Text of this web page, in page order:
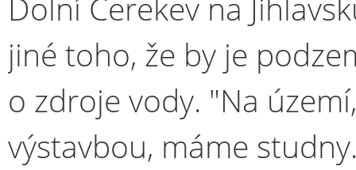
jiné toho, že by je
o zdroje vody. "Na
výstavbou, máme